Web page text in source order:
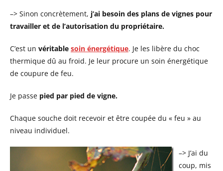
–> Sinon concrètement, j’ai besoin des plans de vignes pour
travailler et de l’autorisation du propriétaire.​
C’est un véritable soin énergétique. Je les libère du choc
thermique dû au froid. Je leur procure un soin énergétique
de coupure de feu.
Je passe pied par pied de vigne.
Chaque souche doit recevoir et être coupée du « feu » au
niveau individuel.
–> J’ai du
coup, mis